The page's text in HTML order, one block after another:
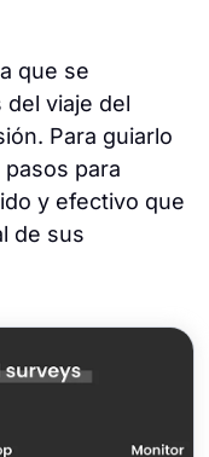
que se
viaje del
Para guiarlo
para
y efectivo que
de sus